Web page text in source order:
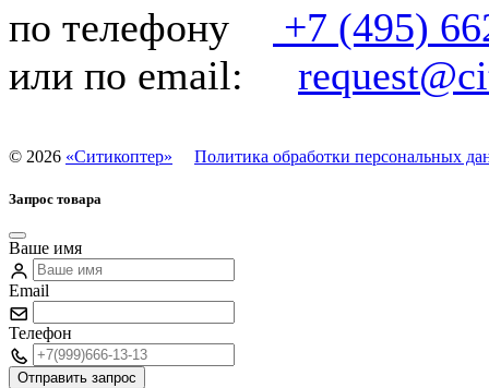
по телефону
+7 (495)
или по email:
© 2026 «Ситикоптер» Политика обработки персональных
Запрос товара
Ваше имя
Email
Телефон
Отправить запрос